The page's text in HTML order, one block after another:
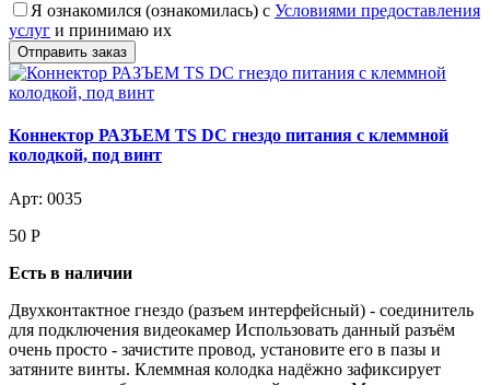
Я ознакомился (ознакомилась) с Условиями предоставления
услуг и принимаю их
Коннектор РАЗЪЕМ TS DC гнездо питания с клеммной
колодкой, под винт
Арт: 0035
50 Р
Есть в наличии
Двухконтактное гнездо (разъем интерфейсный) - соединитель
для подключения видеокамер Использовать данный разъём
очень просто - зачистите провод, установите его в пазы и
затяните винты. Клеммная колодка надёжно зафиксирует